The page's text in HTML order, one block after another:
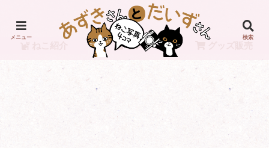
リンク
メニュー 検索